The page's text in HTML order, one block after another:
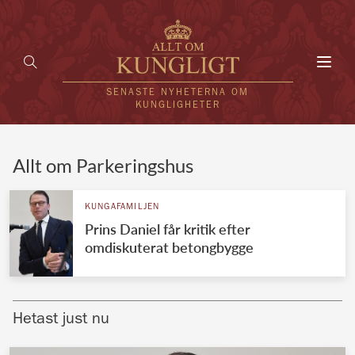
SENASTE NYHETERNA OM
KUNGLIGHETER
UTLÄNDSKT
VÄRLDENS KUNGAHUS
Brittiska kungahuset
Allt om Parkeringshus
KUNGAFAMILJEN
Prins Daniel får kritik efter
omdiskuterat betongbygge
Hetast just nu